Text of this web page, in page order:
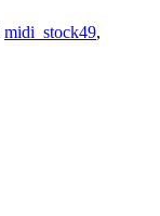
midi_stock49,